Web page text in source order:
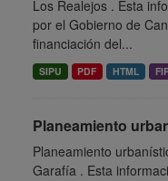
Los Realejos . Esta
por el Gobierno de
financiación del...
SIPU PDF HTML
Planeamiento
Planeamiento
Garafía . Esta